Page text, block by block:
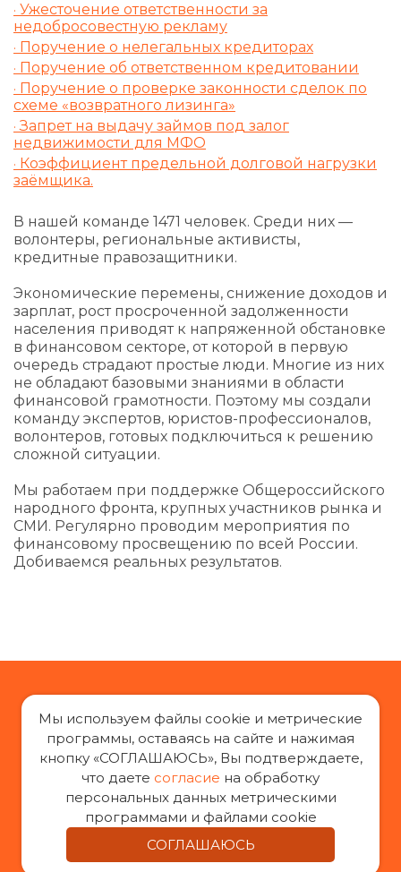
Ужесточение ответственности за
недобросовестную рекламу
Поручение о нелегальных кредиторах
Поручение об ответственном кредитовании
Поручение о проверке законности сделок по
схеме «возвратного лизинга»
Запрет на выдачу займов под залог
недвижимости для МФО
Коэффициент предельной долговой нагрузки
заёмщика.
В нашей команде 1471 человек. Среди них —
волонтеры, региональные активисты,
кредитные правозащитники.
Экономические перемены, снижение доходов и
зарплат, рост просроченной задолженности
населения приводят к напряженной обстановке
в финансовом секторе, от которой в первую
очередь страдают простые люди. Многие из них
не обладают базовыми знаниями в области
финансовой грамотности. Поэтому мы создали
команду экспертов, юристов-профессионалов,
волонтеров, готовых подключиться к решению
сложной ситуации.
Мы работаем при поддержке Общероссийского
народного фронта, крупных участников рынка и
СМИ. Регулярно проводим мероприятия по
финансовому просвещению по всей России.
Добиваемся реальных результатов.
«За права заемщиков», 2014-2026 г.
Все права защищены
При воспроизведении материалов с сайта
«За права заемщиков» гиперссылка на оригинал
обязательна
Мы используем файлы cookie и метрические
программы, оставаясь на сайте и нажимая
кнопку «СОГЛАШАЮСЬ», Вы подтверждаете,
что даете согласие на обработку
персональных данных метрическими
программами и файлами cookie
СОГЛАШАЮСЬ